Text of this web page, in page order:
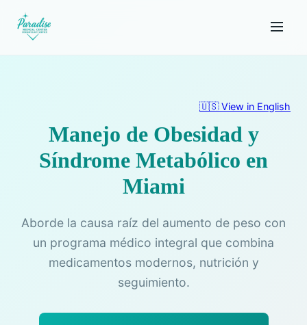
🇺🇸 View in English
Manejo de Obesidad y
Síndrome Metabólico en
Miami
Aborde la causa raíz del aumento de peso con
un programa médico integral que combina
medicamentos modernos, nutrición y
seguimiento.